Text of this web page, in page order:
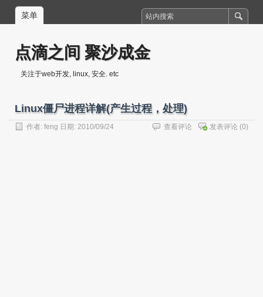
菜单
点滴之间 聚沙成金
关注于web开发, linux, 安全. etc
Linux僵尸进程详解(产生过程，处理)
作者: feng 日期: 2010/09/24 发表评论 (0)
查看评论